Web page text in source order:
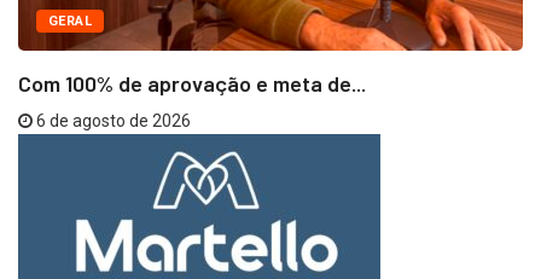
GERAL
Com 100% de aprovação e meta de...
6 de agosto de 2026